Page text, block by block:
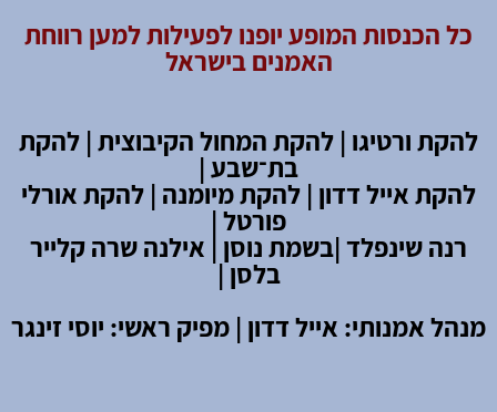
כל הכנסות המופע יופנו לפעילות למען רווחת
האמנים בישראל
להקת ורטיגו | להקת המחול הקיבוצית | להקת
בת־שבע |
להקת אייל דדון | להקת מיומנה | להקת אורלי
פורטל |
רנה שינפלד |בשמת נוסן | אילנה שרה קלייר
בלסן |
מנהל אמנותי: אייל דדון | מפיק ראשי: יוסי זינגר